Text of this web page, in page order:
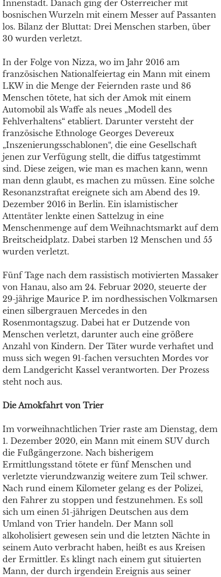
Innenstadt. Danach ging der Österreicher mit
bosnischen Wurzeln mit einem Messer auf Passanten
los. Bilanz der Bluttat: Drei Menschen starben, über
30 wurden verletzt.
In der Folge von Nizza, wo im Jahr 2016 am
französischen Nationalfeiertag ein Mann mit einem
LKW in die Menge der Feiernden raste und 86
Menschen tötete, hat sich der Amok mit einem
Automobil als Waffe als neues „Modell des
Fehlverhaltens“ etabliert. Darunter versteht der
französische Ethnologe Georges Devereux
„Inszenierungsschablonen“, die eine Gesellschaft
jenen zur Verfügung stellt, die diffus tatgestimmt
sind. Diese zeigen, wie man es machen kann, wenn
man denn glaubt, es machen zu müssen. Eine solche
Resonanzstraftat ereignete sich am Abend des 19.
Dezember 2016 in Berlin. Ein islamistischer
Attentäter lenkte einen Sattelzug in eine
Menschenmenge auf dem Weihnachtsmarkt auf dem
Breitscheidplatz. Dabei starben 12 Menschen und 55
wurden verletzt.
Fünf Tage nach dem rassistisch motivierten Massaker
von Hanau, also am 24. Februar 2020, steuerte der
29-jährige Maurice P. im nordhessischen Volkmarsen
einen silbergrauen Mercedes in den
Rosenmontagszug. Dabei hat er Dutzende von
Menschen verletzt, darunter auch eine größere
Anzahl von Kindern. Der Täter wurde verhaftet und
muss sich wegen 91-fachen versuchten Mordes vor
dem Landgericht Kassel verantworten. Der Prozess
steht noch aus.
Die Amokfahrt von Trier
Im vorweihnachtlichen Trier raste am Dienstag, dem
1. Dezember 2020, ein Mann mit einem SUV durch
die Fußgängerzone. Nach bisherigem
Ermittlungsstand tötete er fünf Menschen und
verletzte vierundzwanzig weitere zum Teil schwer.
Nach rund einem Kilometer gelang es der Polizei,
den Fahrer zu stoppen und festzunehmen. Es soll
sich um einen 51-jährigen Deutschen aus dem
Umland von Trier handeln. Der Mann soll
alkoholisiert gewesen sein und die letzten Nächte in
seinem Auto verbracht haben, heißt es aus Kreisen
der Ermittler. Es klingt nach einem gut situierten
Mann, der durch irgendein Ereignis aus seiner